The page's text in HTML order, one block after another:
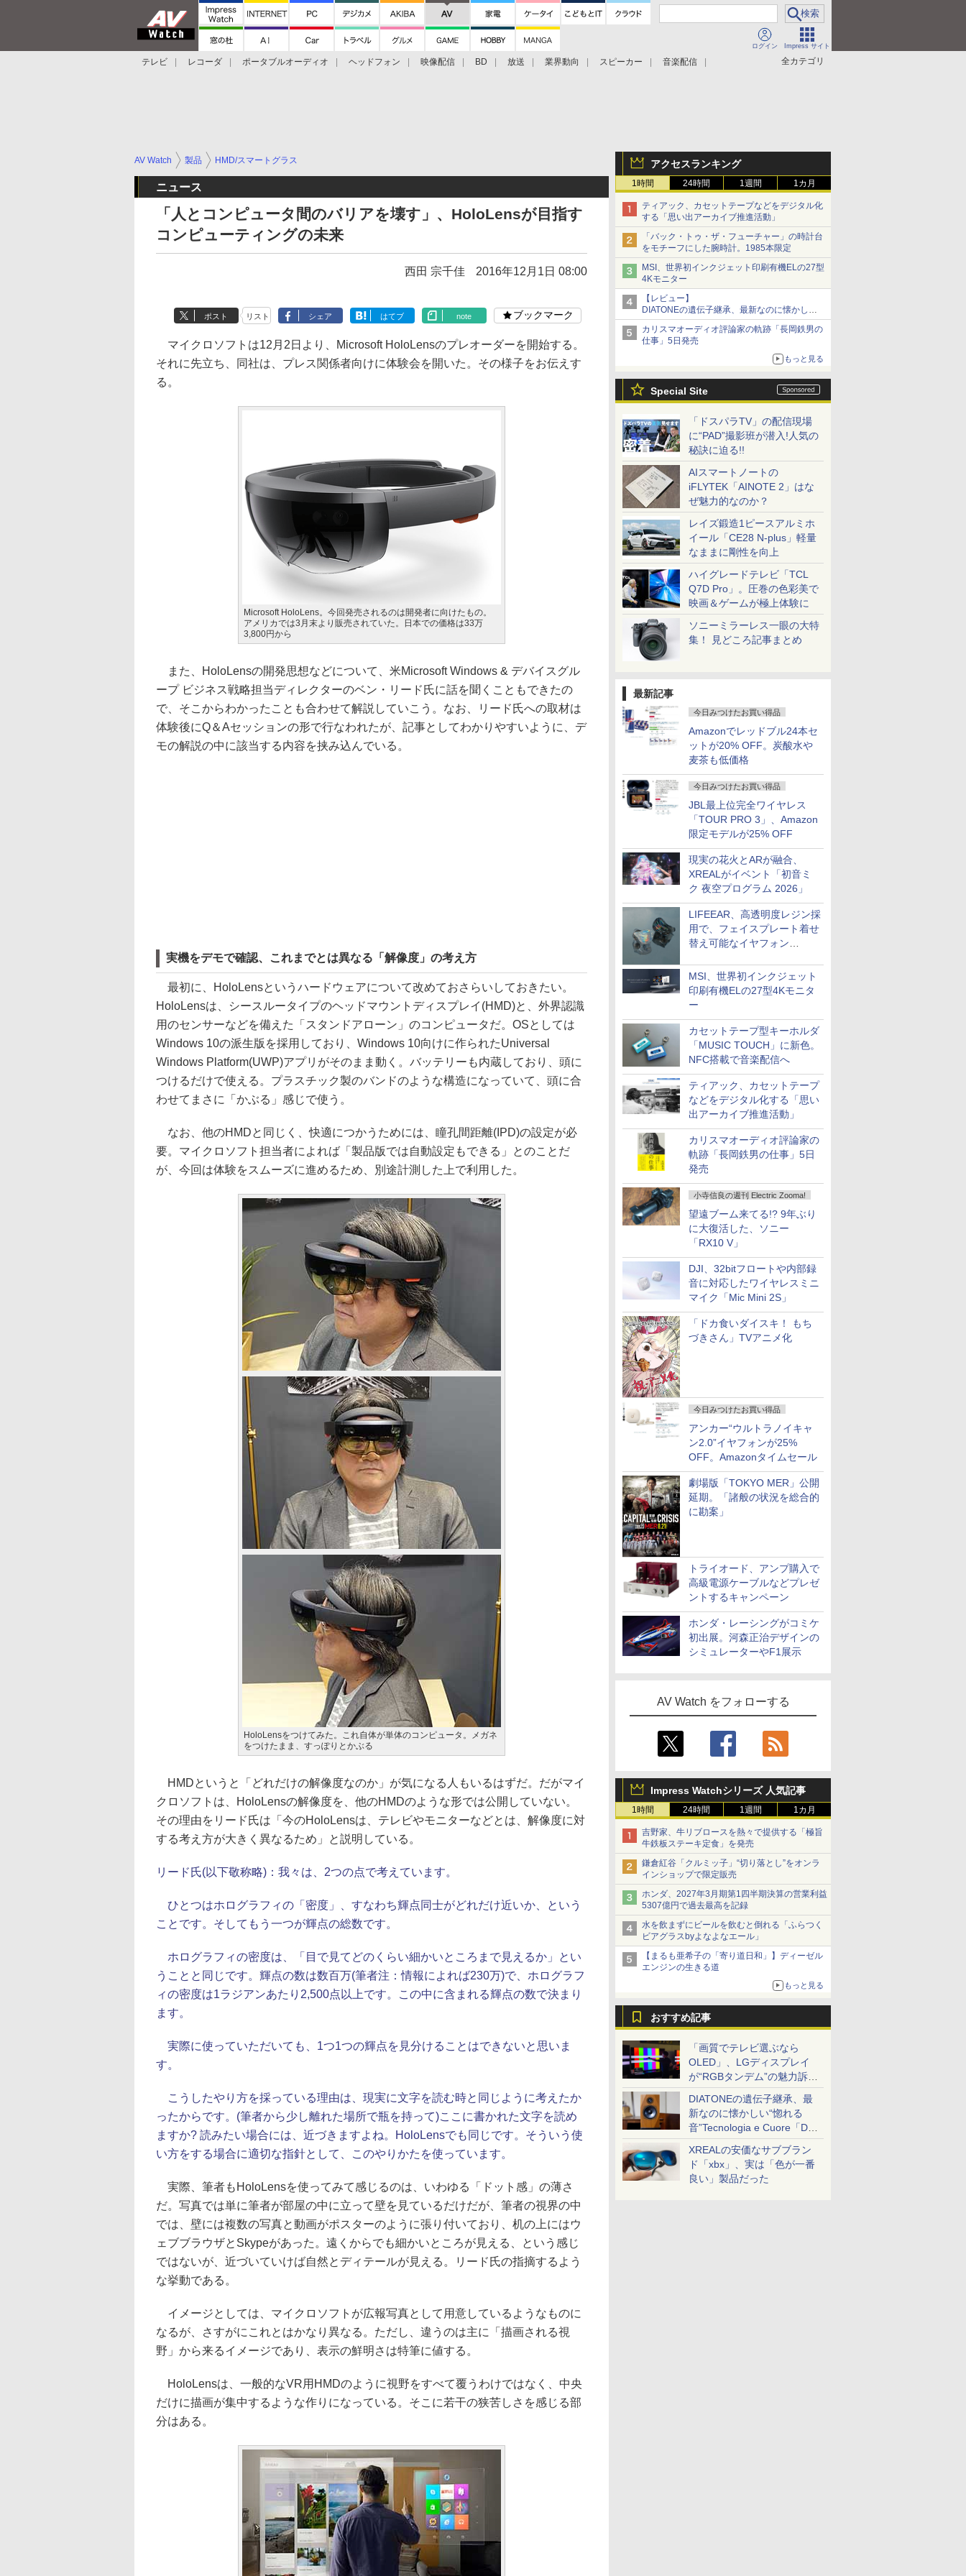
ログイン Impress サイト
全カテゴリ
テレビ レコーダ ポータブルオーディオ ヘッドフォン 映像配信 BD 放送 業界動向 スピーカー
音楽配信
アクセスランキング
1時間 24時間 1週間 1カ月
ティアック、カセットテープなどをデジタル化
する「思い出アーカイブ推進活動」
「バック・トゥ・ザ・フューチャー」の時計台
をモチーフにした腕時計。1985本限定
MSI、世界初インクジェット印刷有機ELの27型
4Kモニター
【レビュー】
DIATONEの遺伝子継承、最新なのに懐かし
い“惚れる音”Tecnologia e Cuore「DS-TC52B」
を聴く
カリスマオーディオ評論家の軌跡「長岡鉄男の
仕事」5日発売
もっと見る
Special Site
「ドスパラTV」の配信現場
に“PAD”撮影班が潜入!人気の
秘訣に迫る!!
AIスマートノートの
iFLYTEK「AINOTE 2」はな
ぜ魅力的なのか？
レイズ鍛造1ピースアルミホ
イール「CE28 N-plus」軽量
なままに剛性を向上
ハイグレードテレビ「TCL
Q7D Pro」。圧巻の色彩美で
映画＆ゲームが極上体験に
ソニーミラーレス一眼の大特
集！ 見どころ記事まとめ
最新記事
今日みつけたお買い得品
Amazonでレッドブル24本セ
ットが20% OFF。炭酸水や
麦茶も低価格
今日みつけたお買い得品
JBL最上位完全ワイヤレス
「TOUR PRO 3」、Amazon
限定モデルが25% OFF
現実の花火とARが融合、
XREALがイベント「初音ミ
ク 夜空プログラム 2026」
LIFEEAR、高透明度レジン採
用で、フェイスプレート着せ
替え可能なイヤフォン
MSI、世界初インクジェット
印刷有機ELの27型4Kモニタ
ー
カセットテープ型キーホルダ
「MUSIC TOUCH」に新色。
NFC搭載で音楽配信へ
ティアック、カセットテープ
などをデジタル化する「思い
出アーカイブ推進活動」
カリスマオーディオ評論家の
軌跡「長岡鉄男の仕事」5日
発売
小寺信良の週刊 Electric Zooma!
望遠ブーム来てる!? 9年ぶり
に大復活した、ソニー
「RX10 V」
DJI、32bitフロートや内部録
音に対応したワイヤレスミニ
マイク「Mic Mini 2S」
「ドカ食いダイスキ！ もち
づきさん」TVアニメ化
今日みつけたお買い得品
アンカー“ウルトラノイキャ
ン2.0”イヤフォンが25%
OFF。Amazonタイムセール
劇場版「TOKYO MER」公開
延期。「諸般の状況を総合的
に勘案」
トライオード、アンプ購入で
高級電源ケーブルなどプレゼ
ントするキャンペーン
ホンダ・レーシングがコミケ
初出展。河森正治デザインの
シミュレーターやF1展示
AV Watch をフォローする
Impress Watchシリーズ 人気記事
1時間 24時間 1週間 1カ月
吉野家、牛リブロースを熱々で提供する「極旨
牛鉄板ステーキ定食」を発売
鎌倉紅谷「クルミッ子」“切り落とし”をオンラ
インショップで限定販売
ホンダ、2027年3月期第1四半期決算の営業利益
5307億円で過去最高を記録
水を飲まずにビールを飲むと倒れる「ふらつく
ビアグラスbyよなよなエール」
【まるも亜希子の「寄り道日和」】ディーゼル
エンジンの生きる道
もっと見る
おすすめ記事
「画質でテレビ選ぶなら
OLED」、LGディスプレイ
が“RGBタンデム”の魅力訴
求。液晶とのガチ比較も
DIATONEの遺伝子継承、最
新なのに懐かしい“惚れる
音”Tecnologia e Cuore「DS-
TC52B」を聴く
XREALの安価なサブブラン
ド「xbx」、実は「色が一番
良い」製品だった
AV Watch 製品 HMD/スマートグラス
ニュース
「人とコンピュータ間のバリアを壊す」、HoloLensが目指す
コンピューティングの未来
西田 宗千佳 2016年12月1日 08:00
ポスト リスト シェア はてブ note ブックマーク
マイクロソフトは12月2日より、Microsoft HoloLensのプレオーダーを開始する。
それに先立ち、同社は、プレス関係者向けに体験会を開いた。その様子をお伝えす
る。
Microsoft HoloLens。今回発売されるのは開発者に向けたもの。
アメリカでは3月末より販売されていた。日本での価格は33万
3,800円から
また、HoloLensの開発思想などについて、米Microsoft Windows & デバイスグル
ープ ビジネス戦略担当ディレクターのベン・リード氏に話を聞くこともできたの
で、そこからわかったことも合わせて解説していこう。なお、リード氏への取材は
体験後にQ＆Aセッションの形で行なわれたが、記事としてわかりやすいように、デ
モの解説の中に該当する内容を挟み込んでいる。
実機をデモで確認、これまでとは異なる「解像度」の考え方
最初に、HoloLensというハードウェアについて改めておさらいしておきたい。
HoloLensは、シースルータイプのヘッドマウントディスプレイ(HMD)と、外界認識
用のセンサーなどを備えた「スタンドアローン」のコンピュータだ。OSとしては
Windows 10の派生版を採用しており、Windows 10向けに作られたUniversal
Windows Platform(UWP)アプリがそのまま動く。バッテリーも内蔵しており、頭に
つけるだけで使える。プラスチック製のバンドのような構造になっていて、頭に合
わせてまさに「かぶる」感じで使う。
なお、他のHMDと同じく、快適につかうためには、瞳孔間距離(IPD)の設定が必
要。マイクロソフト担当者によれば「製品版では自動設定もできる」とのことだ
が、今回は体験をスムーズに進めるため、別途計測した上で利用した。
HoloLensをつけてみた。これ自体が単体のコンピュータ。メガネ
をつけたまま、すっぽりとかぶる
HMDというと「どれだけの解像度なのか」が気になる人もいるはずだ。だがマイ
クロソフトは、HoloLensの解像度を、他のHMDのような形では公開していない。
その理由をリード氏は「今のHoloLensは、テレビやモニターなどとは、解像度に対
する考え方が大きく異なるため」と説明している。
リード氏(以下敬称略)： 我々は、2つの点で考えています。
ひとつはホログラフィの「密度」、すなわち輝点同士がどれだけ近いか、という
ことです。そしてもう一つが輝点の総数です。
ホログラフィの密度は、「目で見てどのくらい細かいところまで見えるか」とい
うことと同じです。輝点の数は数百万(筆者注：情報によれば230万)で、ホログラフ
ィの密度は1ラジアンあたり2,500点以上です。この中に含まれる輝点の数で決まり
ます。
実際に使っていただいても、1つ1つの輝点を見分けることはできないと思いま
す。
こうしたやり方を採っている理由は、現実に文字を読む時と同じように考えたか
ったからです。(筆者から少し離れた場所で瓶を持って)ここに書かれた文字を読め
ますか? 読みたい場合には、近づきますよね。HoloLensでも同じです。そういう使
い方をする場合に適切な指針として、このやりかたを使っています。
実際、筆者もHoloLensを使ってみて感じるのは、いわゆる「ドット感」の薄さ
だ。写真では単に筆者が部屋の中に立って壁を見ているだけだが、筆者の視界の中
では、壁には複数の写真と動画がポスターのように張り付いており、机の上にはウ
ェブブラウザとSkypeがあった。遠くからでも細かいところが見える、という感じ
ではないが、近づいていけば自然とディテールが見える。リード氏の指摘するよう
な挙動である。
イメージとしては、マイクロソフトが広報写真として用意しているようなものに
なるが、さすがにこれとはかなり異なる。ただし、違うのは主に「描画される視
野」から来るイメージであり、表示の鮮明さは特筆に値する。
HoloLensは、一般的なVR用HMDのように視野をすべて覆うわけではなく、中央
だけに描画が集中するような作りになっている。そこに若干の狭苦しさを感じる部
分はある。